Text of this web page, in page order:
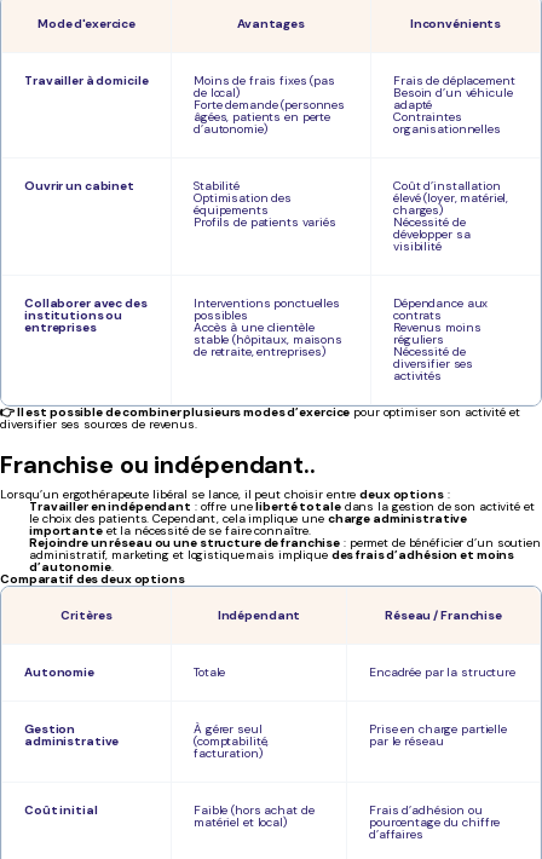
Mode d'exercice Avantages Inconvénients
Travailler à domicile Moins de frais fixes (pas
de local)
Forte demande (personnes
âgées, patients en perte
d’autonomie)
Frais de déplacement
Besoin d’un véhicule
adapté
Contraintes
organisationnelles
Ouvrir un cabinet Stabilité
Optimisation des
équipements
Profils de patients variés
Coût d’installation
élevé (loyer, matériel,
charges)
Nécessité de
développer sa
visibilité
Collaborer avec des
institutions ou
entreprises
Interventions ponctuelles
possibles
Accès à une clientèle
stable (hôpitaux, maisons
de retraite, entreprises)
Dépendance aux
contrats
Revenus moins
réguliers
Nécessité de
diversifier ses
activités
👉 Il est possible de combiner plusieurs modes d’exercice pour optimiser son activité et
diversifier ses sources de revenus.
Franchise ou indépendant..
Lorsqu’un ergothérapeute libéral se lance, il peut choisir entredeux options:
Travailler en indépendant : offre uneliberté totaledans la gestion de son activité et
le choix des patients. Cependant, cela implique une charge administrative
importanteet la nécessité de se faire connaître.
Rejoindre un réseau ou une structure de franchise : permet de bénéficier d’un soutien
administratif, marketing et logistiquemais implique des frais d’adhésion et moins
d’autonomie.
Comparatif des deux options
Critères Indépendant Réseau / Franchise
Autonomie Totale Encadrée par la structure
Gestion
administrative
À gérer seul
(comptabilité,
facturation)
Prise en charge partielle
par le réseau
Coût initial Faible (hors achat de
matériel et local)
Frais d’adhésion ou
pourcentage du chiffre
d’affaires